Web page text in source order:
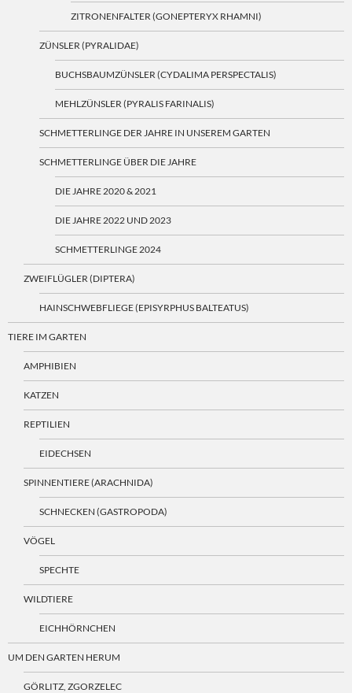
ZITRONENFALTER (GONEPTERYX RHAMNI)
ZÜNSLER (PYRALIDAE)
BUCHSBAUMZÜNSLER (CYDALIMA PERSPECTALIS)
MEHLZÜNSLER (PYRALIS FARINALIS)
SCHMETTERLINGE DER JAHRE IN UNSEREM GARTEN
SCHMETTERLINGE ÜBER DIE JAHRE
DIE JAHRE 2020 & 2021
DIE JAHRE 2022 UND 2023
SCHMETTERLINGE 2024
ZWEIFLÜGLER (DIPTERA)
HAINSCHWEBFLIEGE (EPISYRPHUS BALTEATUS)
TIERE IM GARTEN
AMPHIBIEN
KATZEN
REPTILIEN
EIDECHSEN
SPINNENTIERE (ARACHNIDA)
SCHNECKEN (GASTROPODA)
VÖGEL
SPECHTE
WILDTIERE
EICHHÖRNCHEN
UM DEN GARTEN HERUM
GÖRLITZ, ZGORZELEC